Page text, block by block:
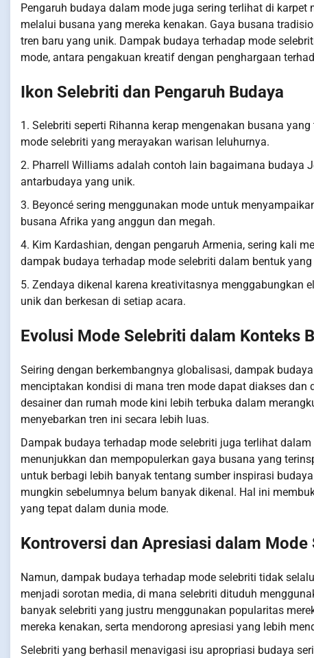
Pengaruh budaya dalam mode juga sering terlihat di
melalui busana yang mereka kenakan. Gaya busana
tren baru yang unik. Dampak budaya terhadap mode
mode, antara pengakuan kreatif dengan penghargaan
Ikon Selebriti dan Pengaruh Budaya
1. Selebriti seperti Rihanna kerap mengenakan busana
mode selebriti yang merayakan warisan leluhurnya.
2. Pharrell Williams adalah contoh lain bagaimana budaya
antarbudaya yang unik.
3. Beyoncé sering menggunakan mode untuk
busana Afrika yang anggun dan megah.
4. Kim Kardashian, dengan pengaruh Armenia, sering kali
dampak budaya terhadap mode selebriti dalam bentuk
5. Zendaya dikenal karena kreativitasnya menggabungkan
unik dan berkesan di setiap acara.
Evolusi Mode Selebriti dalam Konteks
Seiring dengan berkembangnya globalisasi, dampak
menciptakan kondisi di mana tren mode dapat diakses
desainer dan rumah mode kini lebih terbuka dalam
menyebarkan tren ini secara lebih luas.
Dampak budaya terhadap mode selebriti juga terlihat
menunjukkan dan mempopulerkan gaya busana yang
untuk berbagi lebih banyak tentang sumber inspirasi
mungkin sebelumnya belum banyak dikenal. Hal ini
yang tepat dalam dunia mode.
Kontroversi dan Apresiasi dalam Mode
Namun, dampak budaya terhadap mode selebriti tidak
menjadi sorotan media, di mana selebriti dituduh
banyak selebriti yang justru menggunakan popularitas
mereka kenakan, serta mendorong apresiasi yang lebih
Selebriti yang berhasil menavigasi isu apropriasi budaya